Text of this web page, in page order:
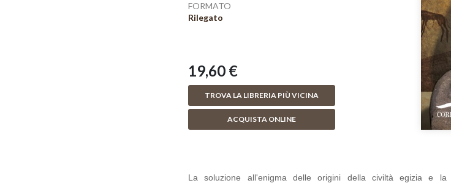
FORMATO
Rilegato
19,60 €
TROVA LA LIBRERIA PIÙ VICINA
ACQUISTA ONLINE
La soluzione all'enigma delle origini della civiltà egizia e la